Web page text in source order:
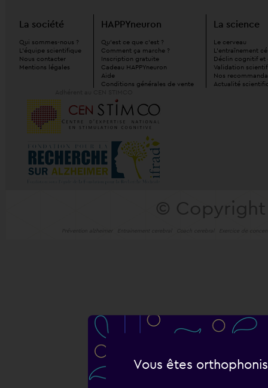
Vous êtes
La société
Qui sommes-nous ?
L'équipe scientifique
Nous contacter
Mentions légales
HAPPYneuron
Qu'est ce que c'est ?
Comment ça marche ?
Inscription gratuite
Cadeau HAPPYneuron
Aide
Conditions générales de vente
La science
Le cerveau
L'entraînement
Déclin cognitif et
Validation
Nos
Actualité
© Copyright